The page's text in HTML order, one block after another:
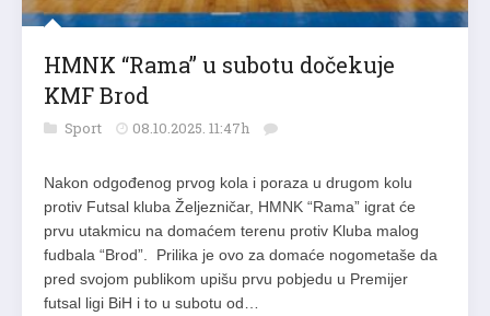
HMNK “Rama” u subotu dočekuje
KMF Brod
Sport 08.10.2025. 11:47h
Nakon odgođenog prvog kola i poraza u drugom kolu
protiv Futsal kluba Željezničar, HMNK “Rama” igrat će
prvu utakmicu na domaćem terenu protiv Kluba malog
fudbala “Brod”. Prilika je ovo za domaće nogometaše da
pred svojom publikom upišu prvu pobjedu u Premijer
futsal ligi BiH i to u subotu od…